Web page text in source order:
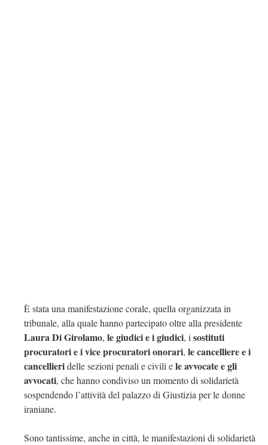
È stata una manifestazione corale, quella organizzata in
tribunale, alla quale hanno partecipato oltre alla presidente
Laura Di Girolamo, le giudici e i giudici, isostituti
procuratori e i vice procuratori onorari, le cancelliere e i
cancellieridelle sezioni penali e civili ele avvocate e gli
avvocati, che hanno condiviso un momento di solidarietà
sospendendo l’attività del palazzo di Giustizia per le donne
iraniane.
Sono tantissime, anche in città, le manifestazioni di solidarietà